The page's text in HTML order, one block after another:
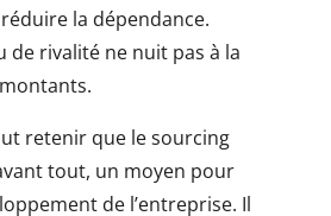
la dépendance.
de rivalité ne nuit pas à la
retenir que le sourcing
tout, un moyen pour
de l’entreprise. Il